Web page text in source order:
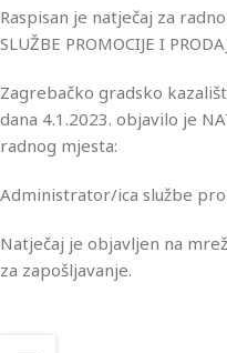
Raspisan je natječaj za
SLUŽBE PROMOCIJE I
Zagrebačko gradsko
dana 4.1.2023. objavilo je
radnog mjesta:
Administrator/ica službe
Natječaj je objavljen na
za zapošljavanje.